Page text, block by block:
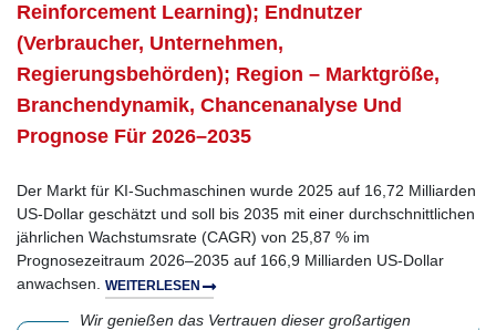
Reinforcement Learning); Endnutzer
(Verbraucher, Unternehmen,
Regierungsbehörden); Region – Marktgröße,
Branchendynamik, Chancenanalyse Und
Prognose Für 2026–2035
Der Markt für KI-Suchmaschinen wurde 2025 auf 16,72 Milliarden
US-Dollar geschätzt und soll bis 2035 mit einer durchschnittlichen
jährlichen Wachstumsrate (CAGR) von 25,87 % im
Prognosezeitraum 2026–2035 auf 166,9 Milliarden US-Dollar
anwachsen. WEITERLESEN
Wir genießen das Vertrauen dieser großartigen